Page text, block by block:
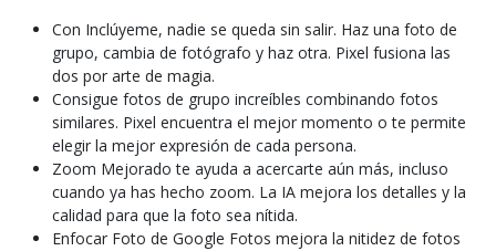
Con Inclúyeme, nadie se queda sin salir. Haz una foto de
grupo, cambia de fotógrafo y haz otra. Pixel fusiona las
dos por arte de magia.
Consigue fotos de grupo increíbles combinando fotos
similares. Pixel encuentra el mejor momento o te permite
elegir la mejor expresión de cada persona.
Zoom Mejorado te ayuda a acercarte aún más, incluso
cuando ya has hecho zoom. La IA mejora los detalles y la
calidad para que la foto sea nítida.
Enfocar Foto de Google Fotos mejora la nitidez de fotos